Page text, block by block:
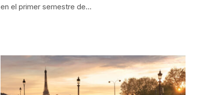
en el primer semestre de…